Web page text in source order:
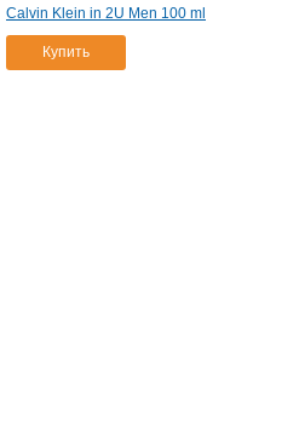
Calvin Klein in 2U Men 100 ml
Купить